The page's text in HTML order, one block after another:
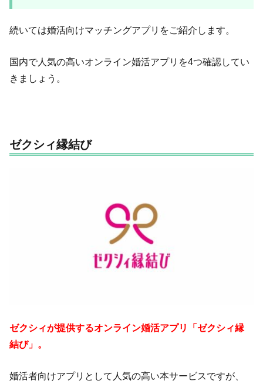
続いては婚活向けマッチングアプリをご紹介します。
国内で人気の高いオンライン婚活アプリを4つ確認してい
きましょう。
ゼクシィ縁結び
ゼクシィが提供するオンライン婚活アプリ「ゼクシィ縁
結び」。
婚活者向けアプリとして人気の高い本サービスですが、